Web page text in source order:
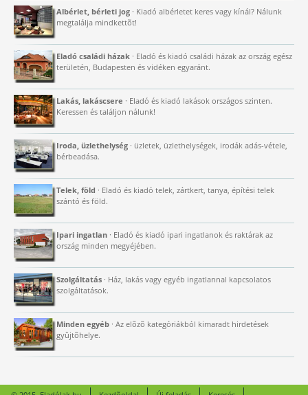
Albérlet, bérleti jog · Kiadó albérletet keres vagy kínál? Nálunk
megtalálja mindkettõt!
Eladó családi házak · Eladó és kiadó családi házak az ország egész
területén, Budapesten és vidéken egyaránt.
Lakás, lakáscsere · Eladó és kiadó lakások országos szinten.
Keressen és találjon nálunk!
Iroda, üzlethelység · üzletek, üzlethelységek, irodák adás-vétele,
bérbeadása.
Telek, föld · Eladó és kiadó telek, zártkert, tanya, építési telek
szántó és föld.
Ipari ingatlan · Eladó és kiadó ipari ingatlanok és raktárak az
ország minden megyéjében.
Szolgáltatás · Ház, lakás vagy egyéb ingatlannal kapcsolatos
szolgáltatások.
Minden egyéb · Az elõzõ kategóriákból kimaradt hirdetések
gyûjtõhelye.